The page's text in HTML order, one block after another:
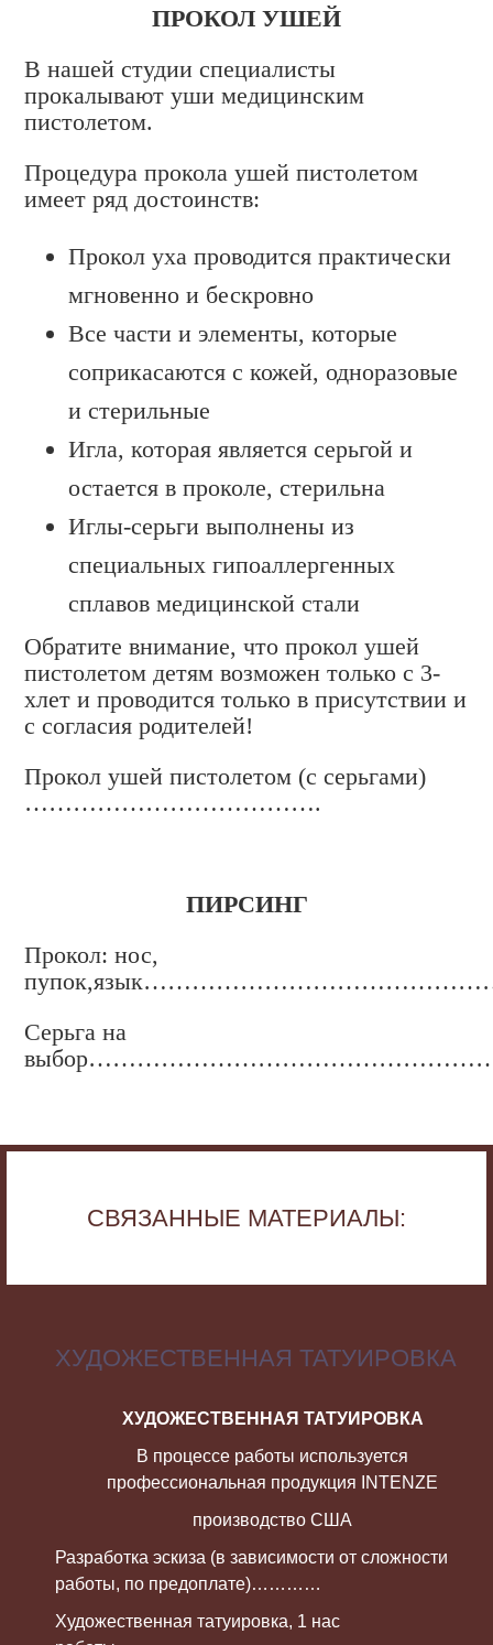
ПРОКОЛ УШЕЙ
В нашей студии специалисты
прокалывают уши медицинским
пистолетом.
Процедура прокола ушей пистолетом
имеет ряд достоинств:
Прокол уха проводится практически
мгновенно и бескровно
Все части и элементы, которые
соприкасаются с кожей, одноразовые
и стерильные
Игла, которая является серьгой и
остается в проколе, стерильна
Иглы-серьги выполнены из
специальных гипоаллергенных
сплавов медицинской стали
Обратите внимание, что прокол ушей
пистолетом детям возможен только с 3-
хлет и проводится только в присутствии и
с согласия родителей!
Прокол ушей пистолетом (с серьгами)
……………………………….
ПИРСИНГ
Прокол: нос,
Серьга на
СВЯЗАННЫЕ МАТЕРИАЛЫ:
ХУДОЖЕСТВЕННАЯ ТАТУИРОВКА
ХУДОЖЕСТВЕННАЯ ТАТУИРОВКА
В процессе работы используется
профессиональная продукция INTENZE
производство США
Разработка эскиза (в зависимости от сложности
работы, по предоплате)…………
Художественная татуировка, 1 нас